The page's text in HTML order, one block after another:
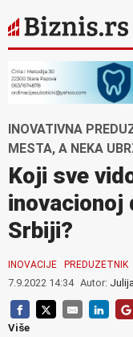
INOVATIVNA
MESTA, A NEKA
Koji sve
Srbiji?
INOVACIJE PREDUZETNIK
7.9.2022 14:34 Autor:
Više